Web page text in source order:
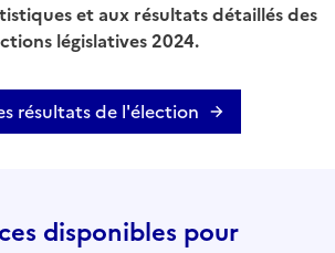
et aux résultats détaillés des
législatives 2024.
résultats de l'élection
disponibles pour